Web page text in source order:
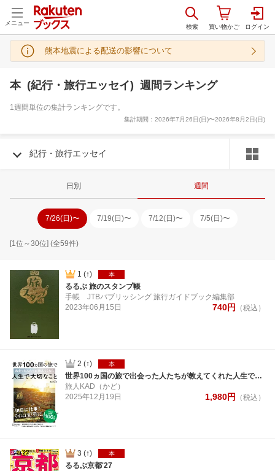
メニュー
熊本地震による配送の影響について
本 (紀行・旅行エッセイ) 週間ランキング
1週間単位の集計ランキングです。
集計期間： 2026年7月26日(日)〜2026年8月2日(日)
紀行・旅行エッセイ
日別 週間
7/26(日)〜 7/19(日)〜 7/12(日)〜 7/5(日)〜
[1位～30位] (全59件)
1 (↑) 本
るるぶ 旅のスタンプ帳
手帳 JTBパブリッシング 旅行ガイドブック編集部
2023年06月 15日 740円 （税込）
2 (↑) 本
世界100ヵ国の旅で出会った人たちが教えてくれた人生で大切なこと
旅人KAD（かど）
2025年12月 19日 1,980円 （税込）
3 (↑) 本
るるぶ京都'27